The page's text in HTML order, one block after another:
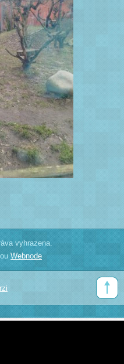
vyhrazena.
Webnode